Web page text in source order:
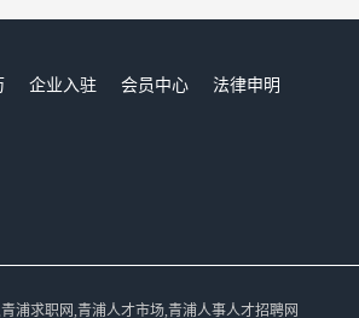
企业入驻 会员中心
法律申明
浦求职网,青浦人才市场,青浦人事人才招聘网